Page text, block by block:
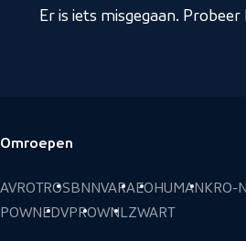
Er is iets misgegaan.
Voettekst
Omroepen
AVROTROS BNNVARAEO HUMAN KRO-
POWNEDVPROWNLZWART